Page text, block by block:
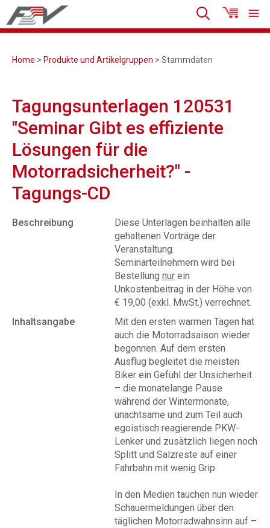
Home > Produkte und Artikelgruppen > Stammdaten
Tagungsunterlagen 120531
"Seminar Gibt es effiziente
Lösungen für die
Motorradsicherheit?" -
Tagungs-CD
Beschreibung
Diese Unterlagen beinhalten alle
gehaltenen Vorträge der
Veranstaltung.
Seminarteilnehmern wird bei
Bestellung nur ein
Unkostenbeitrag in der Höhe von
€ 19,00 (exkl. MwSt.) verrechnet.
Inhaltsangabe
Mit den ersten warmen Tagen hat
auch die Motorradsaison wieder
begonnen. Auf dem ersten
Ausflug begleitet die meisten
Biker ein Gefühl der Unsicherheit
– die monatelange Pause
während der Wintermonate,
unachtsame und zum Teil auch
egoistisch reagierende PKW-
Lenker und zusätzlich liegen noch
Splitt und Salzreste auf einer
Fahrbahn mit wenig Grip.
In den Medien tauchen nun wieder
Schauermeldungen über den
täglichen Motorradwahnsinn auf –